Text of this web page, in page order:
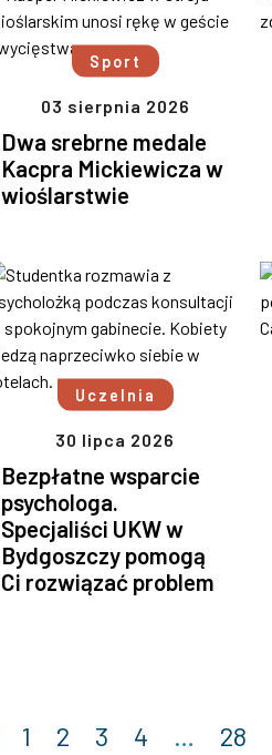
Sport
03 sierpnia 2026
Dwa srebrne medale
Kacpra Mickiewicza w
wioślarstwie
Uczelnia
30 lipca 2026
Bezpłatne wsparcie
psychologa.
Specjaliści UKW w
Bydgoszczy pomogą
Ci rozwiązać problem
Poprzednia
1 2 3 4 … 28